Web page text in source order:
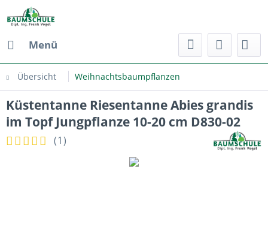
Menü
Übersicht Weihnachtsbaumpflanzen
Küstentanne Riesentanne Abies grandis
im Topf Jungpflanze 10-20 cm D830-02
(1)